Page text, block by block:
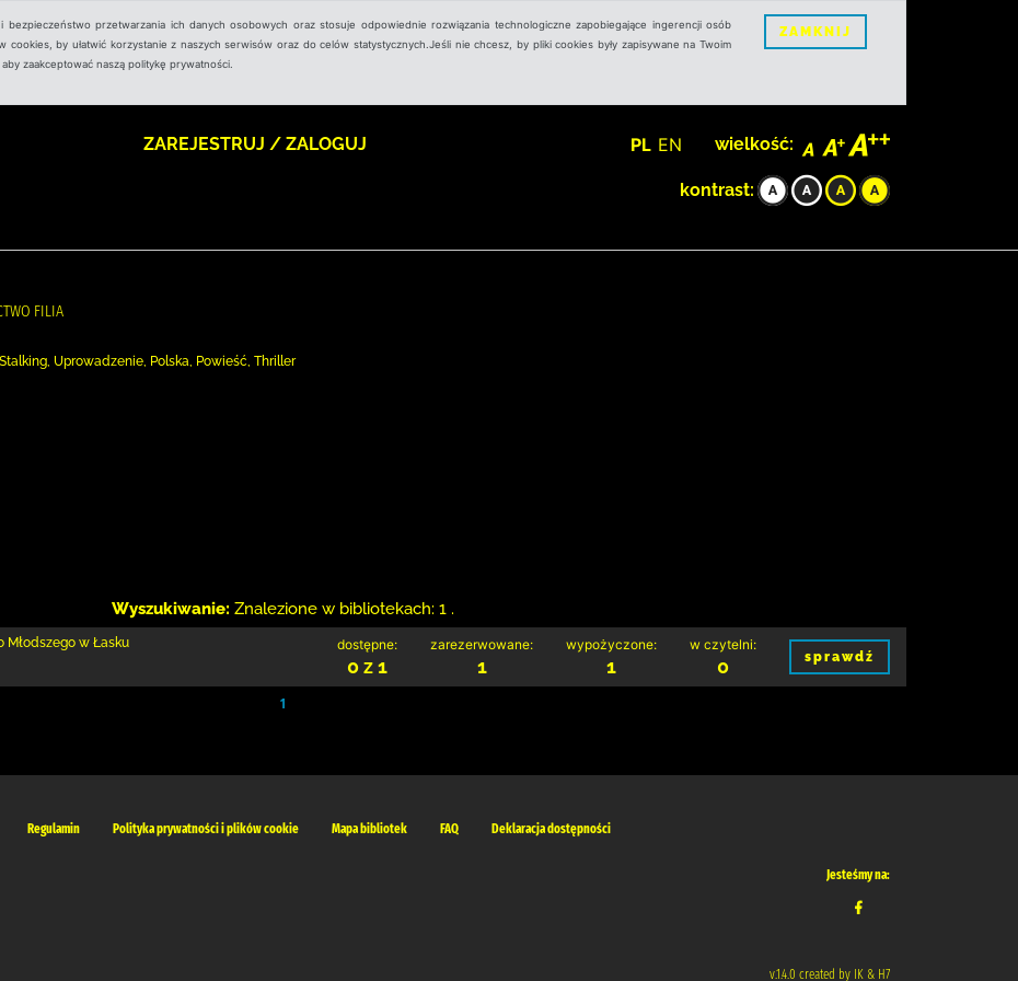
przetwarzania ich danych osobowych oraz stosuje odpowiednie rozwiązania technologiczne zapobiegające ingerencji osób
by ułatwić korzystanie z naszych serwisów oraz do celów statystycznych.Jeśli nie chcesz, by pliki cookies były zapisywane na Twoim
zaakceptować naszą politykę prywatności.
ZAMKNIJ
ZAREJESTRUJ / ZALOGUJ PL EN wielkość:
kontrast:
FILIA
Uprowadzenie, Polska, Powieść, Thriller
Wyszukiwanie: Znalezione w bibliotekach: 1 .
Młodszego w Łasku dostępne:
0 z 1
zarezerwowane:
1
wypożyczone:
1
w czytelni:
0 sprawdź
1
Regulamin Polityka prywatności i plików cookie Mapa bibliotek FAQ Deklaracja dostępności
Jesteśmy na:
v.1.4.0 created by IK & H7